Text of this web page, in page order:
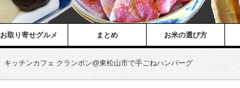
お取り寄せグルメ まとめ お米の選び方
キッチンカフェ クランボン@東松山市で手ごねハンバーグ